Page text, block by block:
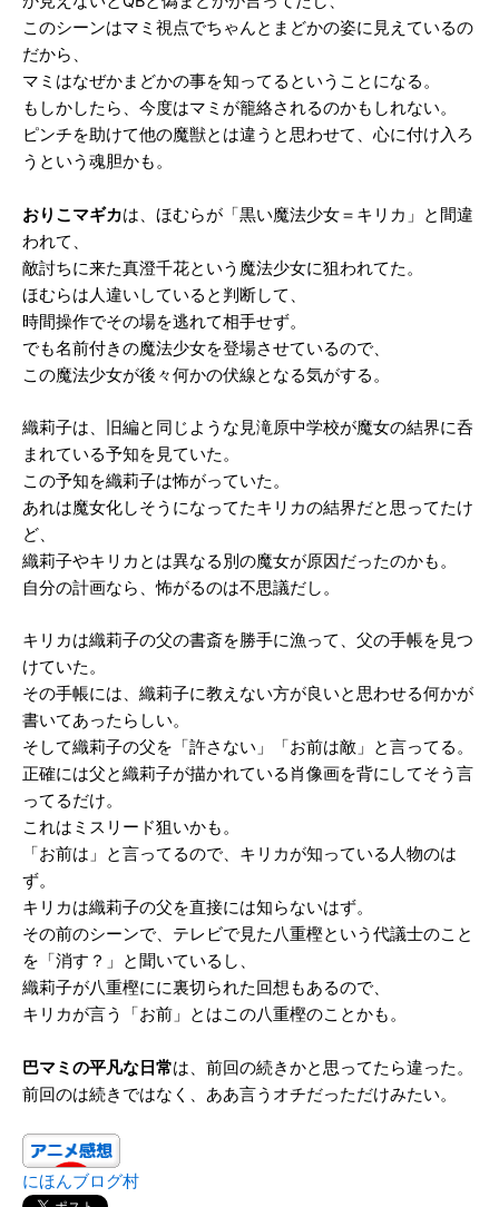
このシーンはマミ視点でちゃんとまどかの姿に見えているの
だから、
マミはなぜかまどかの事を知ってるということになる。
もしかしたら、今度はマミが籠絡されるのかもしれない。
ピンチを助けて他の魔獣とは違うと思わせて、心に付け入ろ
うという魂胆かも。
おりこマギカは、ほむらが「黒い魔法少女＝キリカ」と間違
われて、
敵討ちに来た真澄千花という魔法少女に狙われてた。
ほむらは人違いしていると判断して、
時間操作でその場を逃れて相手せず。
でも名前付きの魔法少女を登場させているので、
この魔法少女が後々何かの伏線となる気がする。
織莉子は、旧編と同じような見滝原中学校が魔女の結界に呑
まれている予知を見ていた。
この予知を織莉子は怖がっていた。
あれは魔女化しそうになってたキリカの結界だと思ってたけ
ど、
織莉子やキリカとは異なる別の魔女が原因だったのかも。
自分の計画なら、怖がるのは不思議だし。
キリカは織莉子の父の書斎を勝手に漁って、父の手帳を見つ
けていた。
その手帳には、織莉子に教えない方が良いと思わせる何かが
書いてあったらしい。
そして織莉子の父を「許さない」「お前は敵」と言ってる。
正確には父と織莉子が描かれている肖像画を背にしてそう言
ってるだけ。
これはミスリード狙いかも。
「お前は」と言ってるので、キリカが知っている人物のは
ず。
キリカは織莉子の父を直接には知らないはず。
その前のシーンで、テレビで見た八重樫という代議士のこと
を「消す？」と聞いているし、
織莉子が八重樫にに裏切られた回想もあるので、
キリカが言う「お前」とはこの八重樫のことかも。
巴マミの平凡な日常は、前回の続きかと思ってたら違った。
前回のは続きではなく、ああ言うオチだっただけみたい。
にほんブログ村